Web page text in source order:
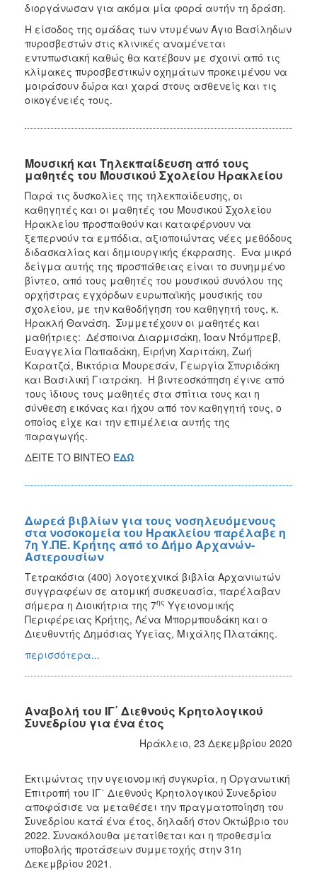
διοργάνωσαν για ακόμα μία φορά αυτήν τη δράση.
Η είσοδος της ομάδας των ντυμένων Άγιο Βασίληδων
πυροσβεστών στις κλινικές αναμένεται
εντυπωσιακή καθώς θα κατέβουν με σχοινί από τις
κλίμακες πυροσβεστικών οχημάτων προκειμένου να
μοιράσουν δώρα και χαρά στους ασθενείς και τις
οικογένειές τους.
Μουσική και Τηλεκπαίδευση από τους
μαθητές του Μουσικού Σχολείου Ηρακλείου
Παρά τις δυσκολίες της τηλεκπαίδευσης, οι
καθηγητές και οι μαθητές του Μουσικού Σχολείου
Ηρακλείου προσπαθούν και καταφέρνουν να
ξεπερνούν τα εμπόδια, αξιοποιώντας νέες μεθόδους
διδασκαλίας και δημιουργικής έκφρασης. Ένα μικρό
δείγμα αυτής της προσπάθειας είναι το συνημμένο
βίντεο, από τους μαθητές του μουσικού συνόλου της
ορχήστρας εγχόρδων ευρωπαϊκής μουσικής του
σχολείου, με την καθοδήγηση του καθηγητή τους, κ.
Ηρακλή Θανάση. Συμμετέχουν οι μαθητές και
μαθήτριες: Δέσποινα Διαρμισάκη, Ίοαν Ντόμπρεβ,
Ευαγγελία Παπαδάκη, Ειρήνη Χαριτάκη, Ζωή
Καρατζά, Βικτόρια Μουρεσάν, Γεωργία Σπυριδάκη
και Βασιλική Γιατράκη. Η βιντεοσκόπηση έγινε από
τους ίδιους τους μαθητές στα σπίτια τους και η
σύνθεση εικόνας και ήχου από τον καθηγητή τους, ο
οποίος είχε και την επιμέλεια αυτής της
παραγωγής.
ΔΕΙΤΕ ΤΟ ΒΙΝΤΕΟ ΕΔΩ
Δωρεά βιβλίων για τους νοσηλευόμενους
στα νοσοκομεία του Ηρακλείου παρέλαβε η
7η Υ.ΠΕ. Κρήτης από το Δήμο Αρχανών-
Αστερουσίων
Τετρακόσια (400) λογοτεχνικά βιβλία Αρχανιωτών
συγγραφέων σε ατομική συσκευασία, παρέλαβαν
σήμερα η Διοικήτρια της 7ης Υγειονομικής
Περιφέρειας Κρήτης, Λένα Μπορμπουδάκη και ο
Διευθυντής Δημόσιας Υγείας, Μιχάλης Πλατάκης.
περισσότερα...
Αναβολή του ΙΓ΄ Διεθνούς Κρητολογικού
Συνεδρίου για ένα έτος
Ηράκλειο, 23 Δεκεμβρίου 2020
Εκτιμώντας την υγειονομική συγκυρία, η Οργανωτική
Επιτροπή του ΙΓ΄ Διεθνούς Κρητολογικού Συνεδρίου
αποφάσισε να μεταθέσει την πραγματοποίηση του
Συνεδρίου κατά ένα έτος, δηλαδή στον Οκτώβριο του
2022. Συνακόλουθα μετατίθεται και η προθεσμία
υποβολής προτάσεων συμμετοχής στην 31η
Δεκεμβρίου 2021.